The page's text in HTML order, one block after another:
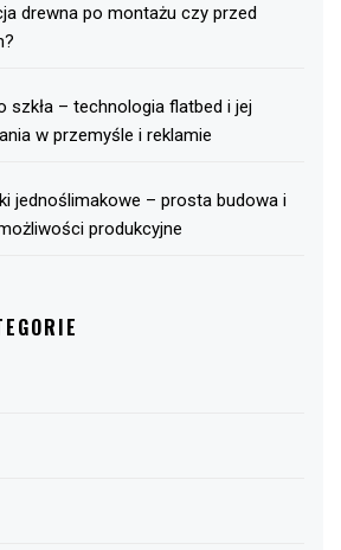
drewna po montażu czy przed
szkła – technologia flatbed i jej
w przemyśle i reklamie
jednoślimakowe – prosta budowa i
produkcyjne